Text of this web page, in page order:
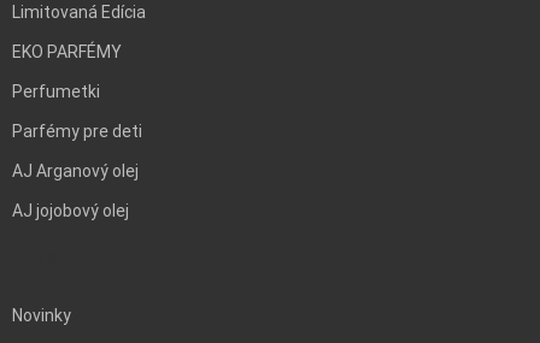
Limitovaná Edícia
EKO PARFÉMY
Perfumetki
Parfémy pre deti
AJ Arganový olej
AJ jojobový olej
Novinky